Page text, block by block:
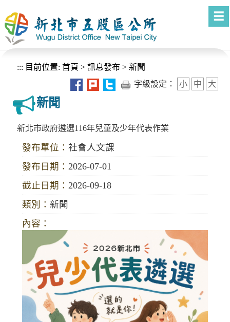
::: 目前位置: 首頁 > 訊息發布 > 新聞
字級設定：
小 中 大
新聞
新北市政府遴選116年兒童及少年代表作業
發布單位： 社會人文課
發布日期： 2026-07-01
截止日期： 2026-09-18
類別： 新聞
內容：